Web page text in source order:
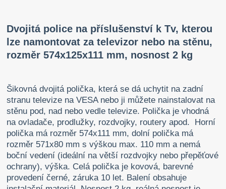
Dvojitá police na příslušenství k Tv, kterou
lze namontovat za televizor nebo na stěnu,
rozměr 574x125x111 mm, nosnost 2 kg
Šikovná dvojitá polička, která se dá uchytit na zadní
stranu televize na VESA nebo ji můžete nainstalovat na
stěnu pod, nad nebo vedle televize. Polička je vhodná
na ovladače, prodlužky, rozdvojky, routery apod. Horní
polička má rozměr 574x111 mm, dolní polička má
rozměr 571x80 mm s výškou max. 110 mm a nemá
boční vedení (ideální na větší rozdvojky nebo přepěťové
ochrany), výška. Celá polička je kovová, barevné
provedení černé, záruka 10 let. Balení obsahuje